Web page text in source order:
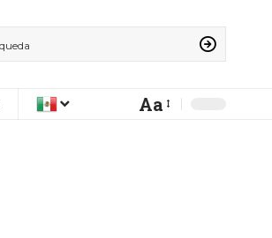
Aa